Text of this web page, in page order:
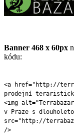
Banner 468 x 60px
kódu:
<a href="http://
prodejní
<img
v Praze s
src="http://
/>